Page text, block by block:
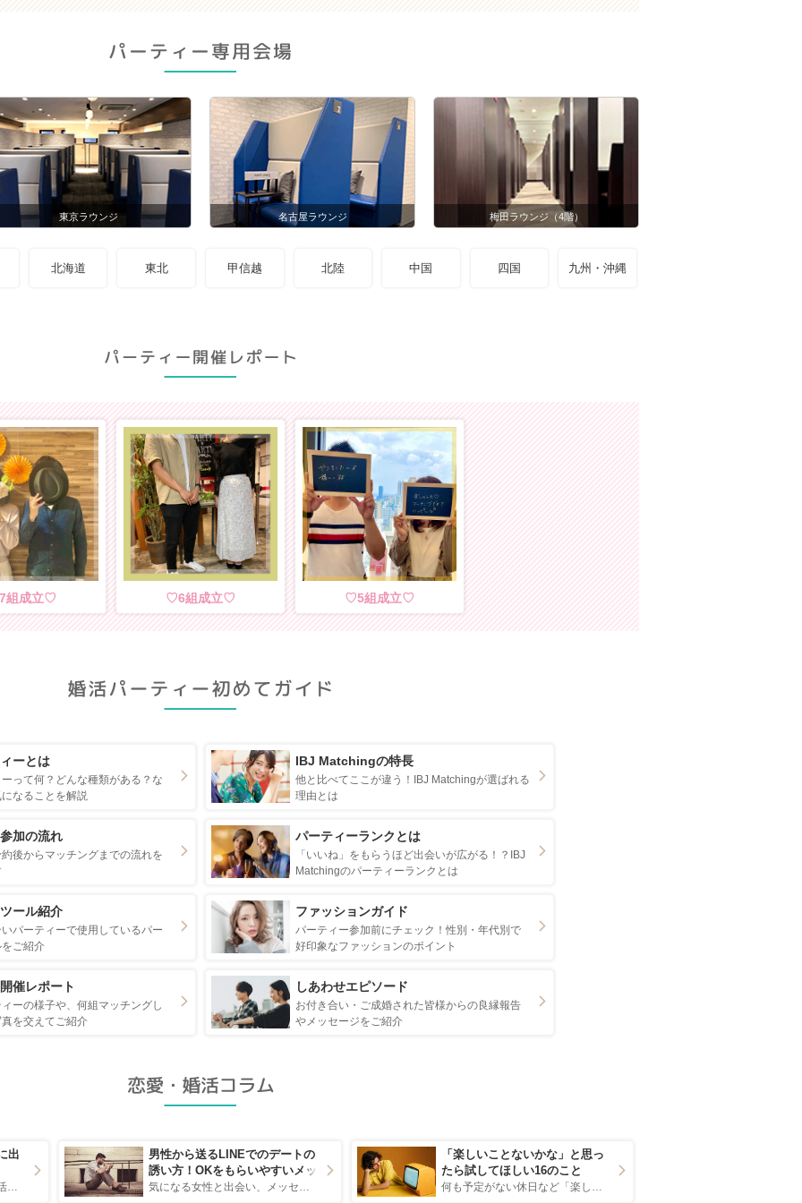
東京ラウンジ 名古屋ラウンジ 梅田ラウンジ（4階）
北海道 東北 甲信越 北陸 中国 四国 九州・沖縄
7組成立 6組成立 5組成立
ーとは
って何？どんな種類がある？な
なることを解説
IBJ Matchingの特長
他と比べてここが違う！IBJ Matchingが選ばれる
理由とは
加の流れ
後からマッチングまでの流れを
パーティーランクとは
「いいね」をもらうほど出会いが広がる！？IBJ
Matchingのパーティーランクとは
ール紹介
パーティーで使用しているパー
ご紹介
ファッションガイド
パーティー参加前にチェック！性別・年代別で
好印象なファッションのポイント
催レポート
ーの様子や、何組マッチングし
を交えてご紹介
しあわせエピソード
お付き合い・ご成婚された皆様からの良縁報告
やメッセージをご紹介
出
恋人を作れるかどうかは、婚活イベントにかかわらず職場や飲み会の場で女性が話しかけて欲しい時に出すサインに、早く気づいてアプローチできるかにも左右されます。 これから恋人作りを本格的に始めようとしている方は、女性が異性を求めて出すサインをしっかりと理解し、正しい行動に移せるかどうかが重要。 この記事では、女性が話しかけて欲しい時に出すサインとその心理を詳しく解説した後、婚活イベントで実際にサインを受け取った場合にどのような行動に繋げるべきかをご紹介していきます。
男性から送るLINEでのデートの
誘い方！OKをもらいやすいメッ
セージのコツは？
気になる女性と出会い、メッセージのやり取りを続けてく中で「この人いいな」と感じたら、次はデートに誘いたくなるもの。 しかし、中には「どう誘ったらいいの？」とお困りの男性もいらっしゃるのではないでしょうか。 そこで今回は、男性から女性へ送るLINEでのデートの誘い方のコツをご紹介します。例文も混じえながら解説するので、ぜひ参考にしてください。
「楽しいことないかな」と思っ
たら試してほしい16のこと
何も予定がない休日など「楽しいことないかな…」と感じたことがある人もいるのでは？ 日常が退屈に感じるなら、いますぐ楽しいことを始めましょう！ いますぐ楽しい気分になれる対処法から、恋愛・自分磨き・趣味などジャンル別の楽しいことまで、16の楽しいことアイデアを集めました♪ いままさに楽しいことを探している方は必見です。